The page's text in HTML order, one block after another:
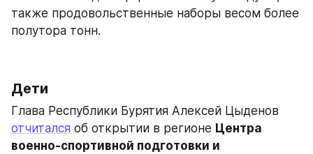
также продовольственные наборы весом более
полутора тонн.
Дети
отчитался об открытии в регионе Центра
военно-спортивной подготовки и